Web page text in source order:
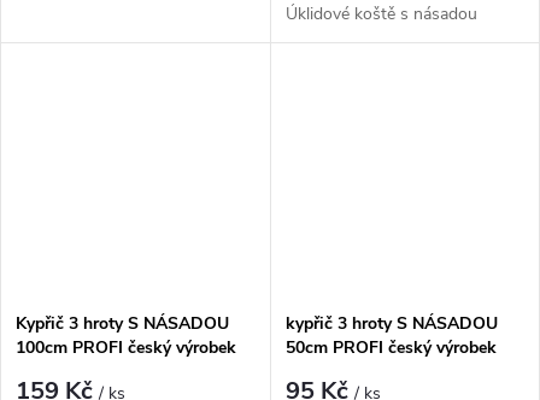
Úklidové koště s násadou
Kypřič 3 hroty S NÁSADOU
100cm PROFI český výrobek
159 Kč/ ks
kypřič 3 hroty S NÁSADOU
50cm PROFI český výrobek
95 Kč/ ks